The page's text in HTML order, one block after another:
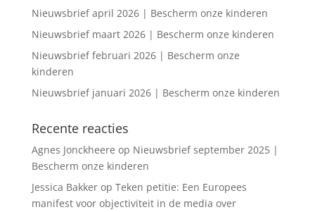
Nieuwsbrief april 2026 | Bescherm onze kinderen
Nieuwsbrief maart 2026 | Bescherm onze kinderen
Nieuwsbrief februari 2026 | Bescherm onze
kinderen
Nieuwsbrief januari 2026 | Bescherm onze kinderen
Recente reacties
Agnes Jonckheere op Nieuwsbrief september 2025 |
Bescherm onze kinderen
Jessica Bakkerop Teken petitie: Een Europees
manifest voor objectiviteit in de media over